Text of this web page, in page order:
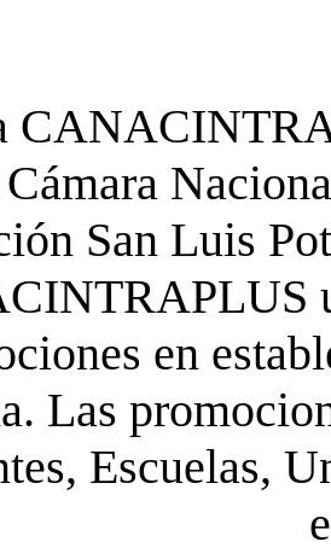
San Luis
en
Las
Escuelas,